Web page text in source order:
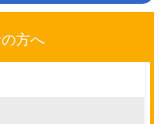
方へ